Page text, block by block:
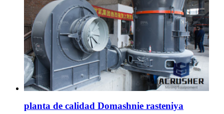
planta de calidad Domashnie rasteniya